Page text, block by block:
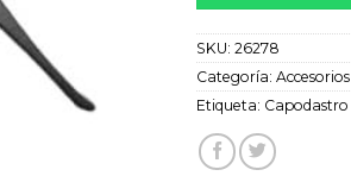
SKU:26278
Categoría:Accesorios
Etiqueta: Capodastro